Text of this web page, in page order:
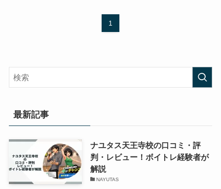
1
最新記事
ナユタス天王寺校の口コミ・評
判・レビュー！ボイトレ経験者が
解説
NAYUTAS